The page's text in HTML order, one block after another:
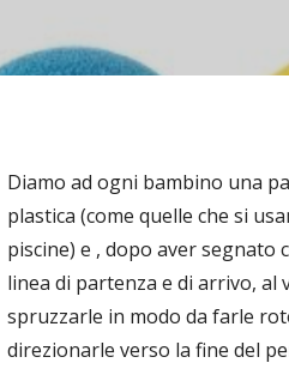
Diamo ad ogni bambino una
plastica (come quelle che si
piscine) e , dopo aver segnato
linea di partenza e di arrivo, al
spruzzarle in modo da farle
direzionarle verso la fine del